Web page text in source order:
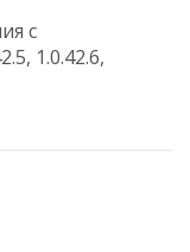
с
1.0.42.6,